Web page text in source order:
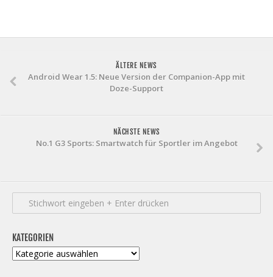
ÄLTERE NEWS
Android Wear 1.5: Neue Version der Companion-App mit
Doze-Support
NÄCHSTE NEWS
No.1 G3 Sports: Smartwatch für Sportler im Angebot
KATEGORIEN
Kategorien